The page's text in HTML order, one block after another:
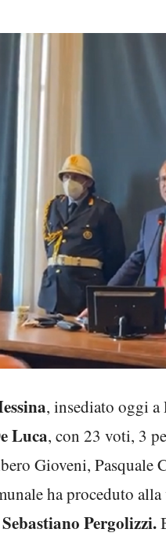
, insediato oggi a
Luca, con 23 voti, 3
Gioveni,
ha proceduto
Sebastiano Pergolizzi.